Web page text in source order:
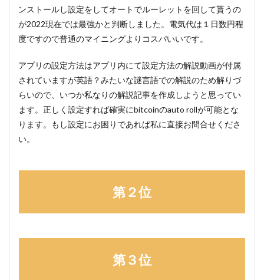
ンストールし設定をしてオートでルーレットを回して貰うの
が2022現在では最強かと判断しました。電気代は１日数円程
度ですので普通のマイニングよりコスパいいです。
アプリの設定方法はアプリ内にて設定方法の解説動画が付属
されていますが英語？みたいな謎言語での解説のため解りづ
らいので、いつか私なりの解説記事を作成しようと思ってい
ます。正しく設定すれば確実にbitcoinのauto rollが可能とな
ります。もし設定にお困りであれば私に直接お問合せくださ
い。
第２位
第３位